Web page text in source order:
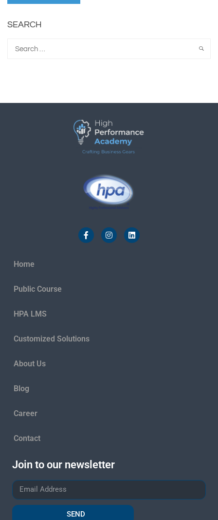
SEARCH
Home
Public Course
HPA LMS
Customized Solutions
About Us
Blog
Career
Contact
Join to our newsletter
SEND